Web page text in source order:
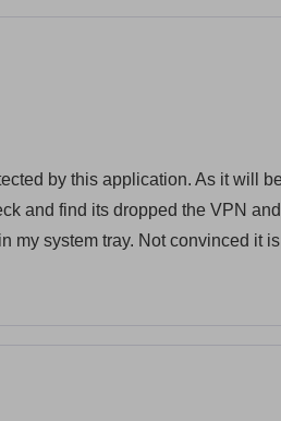
by this application. As it will
and find its dropped the VPN
my system tray. Not convinced it